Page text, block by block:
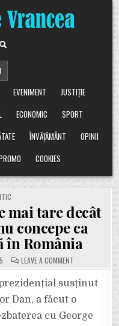
EVENIMENT
JUSTIȚIE
ECONOMIC
SPORT
ÎNVĂȚĂMÂNT
OPINII
COOKIES
mai tare decât
concepe ca
în România
LEAVE A COMMENT
NICUȘOR
SE
CREDE
MAI
TARE
DONALD
susținut
Dan, a făcut o
cu George